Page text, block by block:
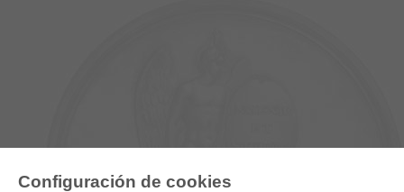
Configuración de cookies